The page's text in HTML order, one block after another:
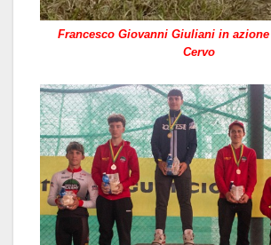
Francesco Giovanni Giuliani in
Cervo